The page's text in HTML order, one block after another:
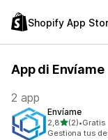
Shopify App
App di Envíame
2 app
Envíame
2,8stelle su 5
(2)
2 recensioni
•Gratis
Gestiona tus